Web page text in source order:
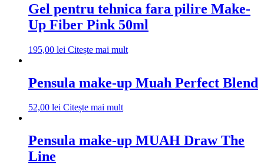
Gel pentru tehnica fara pilire Make-
Up Fiber Pink 50ml
195,00 lei Citește mai mult
Pensula make-up Muah Perfect Blend
52,00 lei Citește mai mult
Pensula make-up MUAH Draw The
Line